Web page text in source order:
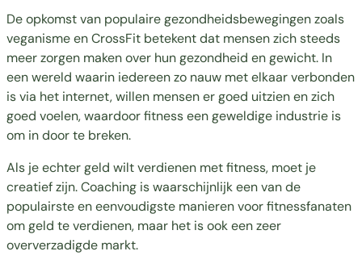
De opkomst van populaire gezondheidsbewegingen zoals
veganisme en CrossFit betekent dat mensen zich steeds
meer zorgen maken over hun gezondheid en gewicht. In
een wereld waarin iedereen zo nauw met elkaar verbonden
is via het internet, willen mensen er goed uitzien en zich
goed voelen, waardoor fitness een geweldige industrie is
om in door te breken.
Als je echter geld wilt verdienen met fitness, moet je
creatief zijn. Coaching is waarschijnlijk een van de
populairste en eenvoudigste manieren voor fitnessfanaten
om geld te verdienen, maar het is ook een zeer
oververzadigde markt.